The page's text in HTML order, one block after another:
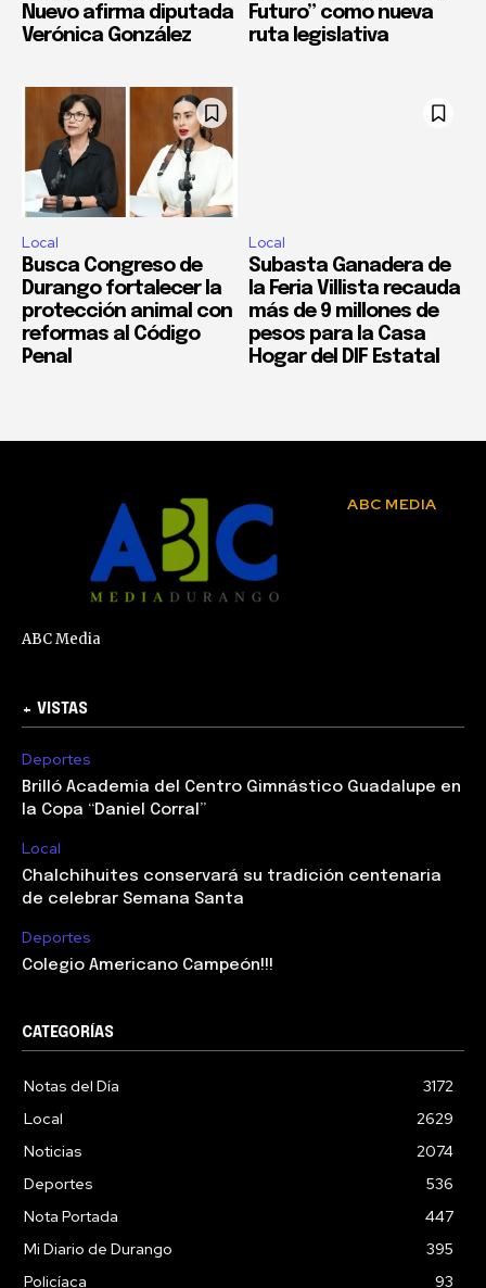
Nuevo afirma diputada
Verónica González
Futuro” como nueva
ruta legislativa
Local
Busca Congreso de
Durango fortalecer la
protección animal con
reformas al Código
Penal
Local
Subasta Ganadera de
la Feria Villista recauda
más de 9 millones de
pesos para la Casa
Hogar del DIF Estatal
ABC MEDIA
ABC Media
+ VISTAS
Deportes
Brilló Academia del Centro Gimnástico Guadalupe en
la Copa “Daniel Corral”
Local
Chalchihuites conservará su tradición centenaria
de celebrar Semana Santa
Deportes
Colegio Americano Campeón!!!
CATEGORÍAS
Notas del Día
3172
Local
2629
Noticias
2074
Deportes
536
Nota Portada
447
Mi Diario de Durango
395
Policíaca
93